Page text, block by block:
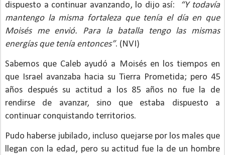
dispuesto a continuar avanzando, lo dijo así:
“Y todavía
mantengo la misma fortaleza que tenía el día en que
Moisés me envió. Para la batalla tengo las mismas
energías que tenía entonces”. (NVI)
Sabemos que Caleb ayudó a Moisés en los tiempos en
que Israel avanzaba hacia su Tierra Prometida; pero 45
años después su actitud a los 85 años no fue la de
rendirse de avanzar, sino que estaba dispuesto a
continuar conquistando territorios.
Pudo haberse jubilado, incluso quejarse por los males que
llegan con la edad, pero su actitud fue la de un hombre